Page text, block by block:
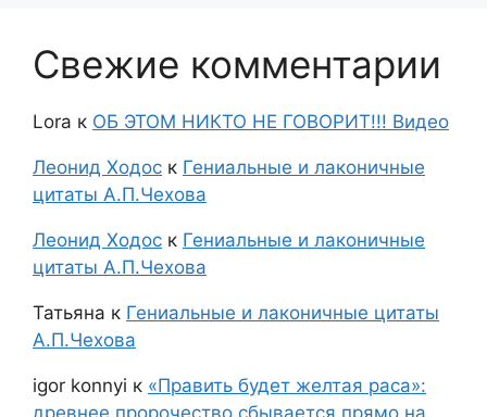
Свежие комментарии
Lora к ОБ ЭТОМ НИКТО НЕ ГОВОРИТ!!! Видео
Леонид Ходос к Гениальные и лаконичные
цитаты А.П.Чехова
Леонид Ходос к Гениальные и лаконичные
цитаты А.П.Чехова
Татьяна к Гениальные и лаконичные цитаты
А.П.Чехова
igor konnyi к «Править будет желтая раса»:
древнее пророчество сбывается прямо на